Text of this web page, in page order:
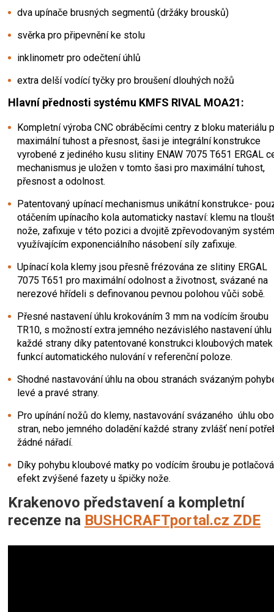
dva upínače brusných segmentů (držáky brousků)
svěrka pro připevnění ke stolu
inklinometr pro odečtení úhlů
extra delší vodící tyčky pro broušení dlouhých nožů
Hlavní přednosti systému KMFS RIVAL MOA21:
Kompletní výroba CNC obráběcími centry z bloku materiálu
maximální tuhost a přesnost, šasi je integrální konstrukce
vyrobené z jediného kusu slitiny ENAW 7075 T651 ERGAL
mechanismus je uložen v tomto šasi pro maximální tuhost,
přesnost a odolnost.
Patentovaný upínací mechanismus unikátní konstrukce-
otáčením upínacího kola automaticky nastaví: klemu na
nože, zafixuje v této pozici a dvojitě zpřevodovaným
využívajícím exponenciálního násobení síly zafixuje.
Upínací kola klemy jsou přesně frézována ze slitiny ERGAL
7075 T651 pro maximální odolnost a životnost, svázané na
nerezové hřídeli s definovanou pevnou polohou vůči sobě.
Přesné nastavení úhlu krokováním 3 mm na vodícím šroubu
TR10, s možností extra jemného nezávislého nastavení úhlu
každé strany díky patentované konstrukci kloubových
funkcí automatického nulování v referenční poloze.
Shodné nastavování úhlu na obou stranách svázaným
levé a pravé strany.
Pro upínání nožů do klemy, nastavování svázaného úhlu
stran, nebo jemného doladění každé strany zvlášť není
žádné nářadí.
Díky pohybu kloubové matky po vodícím šroubu je
efekt zvýšené fazety u špičky nože.
Krakenovo představení a kompletní
recenze na BUSHCRAFTportal.cz ZDE